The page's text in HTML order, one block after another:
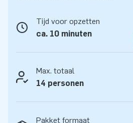
Kwaliteit en Garantie
JB kussens zijn op meerdere punten
meervoudig gestikt en zijn gemaakt
PVC. Ze zijn daardoor duurzaam en
houden. Het super springkussen
geleverd met 5 jaar garantie.
Tijd voor opzetten
ca. 10 minuten
Max. totaal
14 personen
Pakket formaat